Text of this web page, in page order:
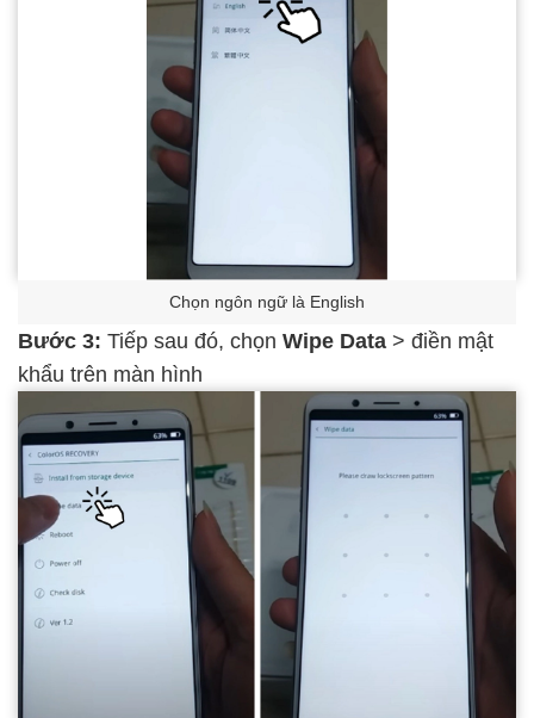
Chọn ngôn ngữ là English
Bước 3: Tiếp sau đó, chọn Wipe Data > điền mật
khẩu trên màn hình